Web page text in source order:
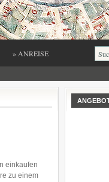
» ANREISE
einkaufen
zu einem